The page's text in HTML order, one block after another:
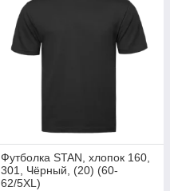
Футболка STAN, хлопок 160,
301, Чёрный, (20) (60-
62/5XL)